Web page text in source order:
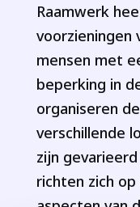
Raamwerk
voorzieningen
mensen met
beperking in
organiseren
verschillende
zijn
richten zich